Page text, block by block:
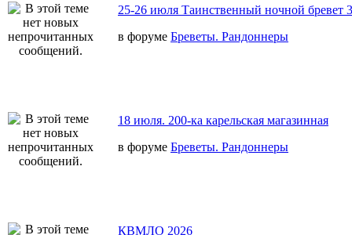
25-26 июля Таинственный ночной бревет
в форуме Бреветы. Рандоннеры
18 июля. 200-ка карельская магазинная
в форуме Бреветы. Рандоннеры
КВМЛО 2026